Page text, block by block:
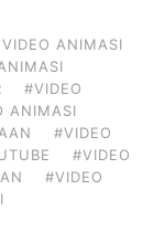
ANIMASI
#VIDEO
ANIMASI
#VIDEO
#VIDEO
#VIDEO